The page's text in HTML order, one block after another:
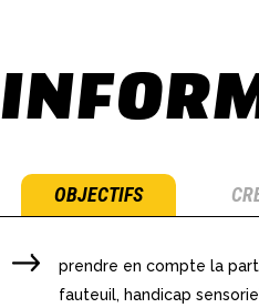
OBJECTIFS
prendre en compte la
fauteuil, handicap